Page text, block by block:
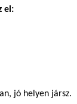
el:
jó helyen jársz.